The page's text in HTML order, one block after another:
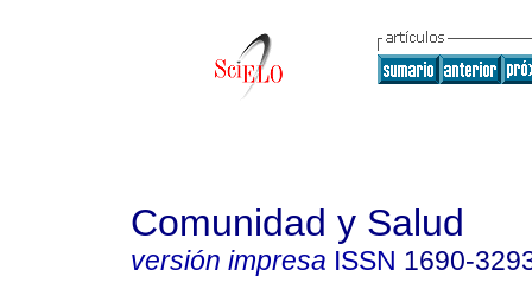
Comunidad y Salud
versión impresa ISSN 1690-